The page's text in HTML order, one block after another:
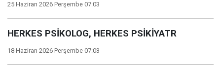
25 Haziran 2026 Perşembe 07:03
HERKES PSİKOLOG, HERKES PSİKİYATR
18 Haziran 2026 Perşembe 07:03